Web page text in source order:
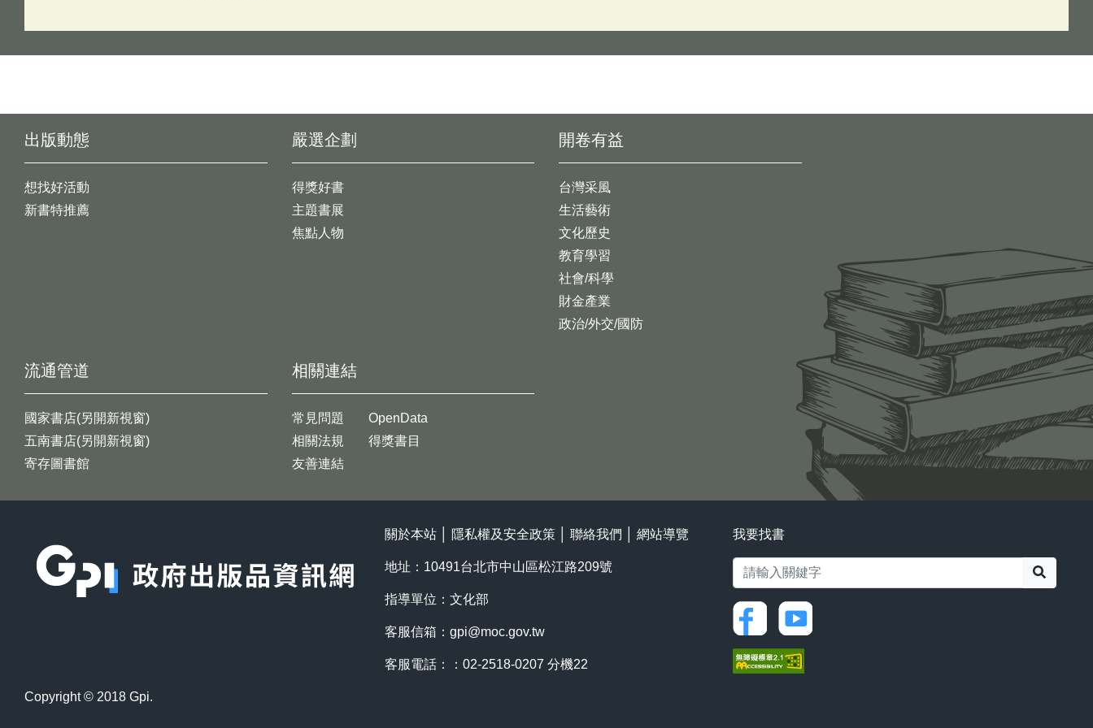
出版動態
想找好活動
新書特推薦
開卷有益
台灣采風
生活藝術
文化歷史
教育學習
社會/科學
財金產業
政治/外交/國防
嚴選企劃
得獎好書
主題書展
焦點人物
流通管道
國家書店(另開新視窗)
五南書店(另開新視窗)
寄存圖書館
相關連結
常見問題
相關法規
友善連結
OpenData
得獎書目
關於本站 隱私權及安全政策 聯絡我們 網站導覽
地址：10491台北市中山區松江路209號
指導單位：文化部
客服信箱： gpi@moc.gov.tw
客服電話：：02-2518-0207 分機22
我要找書
Copyright © 2018 Gpi.